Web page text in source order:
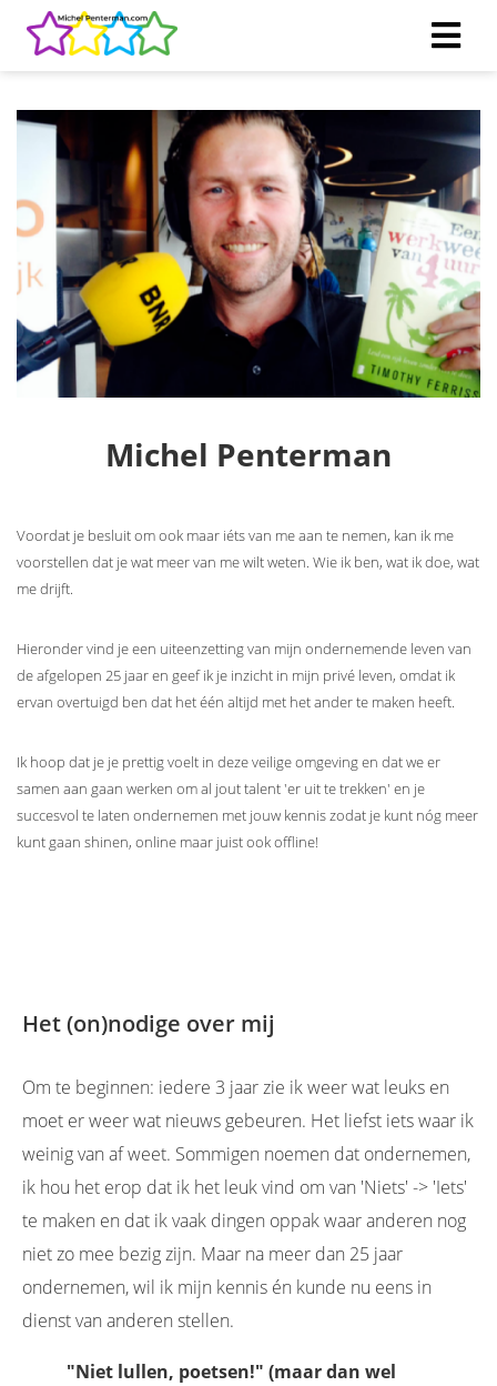
Michel Penterman
Voordat je besluit om ook maar iéts van me aan te nemen, kan ik me
voorstellen dat je wat meer van me wilt weten. Wie ik ben, wat ik doe, wat
me drijft.
Hieronder vind je een uiteenzetting van mijn ondernemende leven van
de afgelopen 25 jaar en geef ik je inzicht in mijn privé leven, omdat ik
ervan overtuigd ben dat het één altijd met het ander te maken heeft.
Ik hoop dat je je prettig voelt in deze veilige omgeving en dat we er
samen aan gaan werken om al jout talent 'er uit te trekken' en je
succesvol te laten ondernemen met jouw kennis zodat je kunt nóg meer
kunt gaan shinen, online maar juist ook offline!
Het (on)nodige over mij
Om te beginnen: iedere 3 jaar zie ik weer wat leuks en
moet er weer wat nieuws gebeuren. Het liefst iets waar ik
weinig van af weet. Sommigen noemen dat ondernemen,
ik hou het erop dat ik het leuk vind om van 'Niets' -> 'Iets'
te maken en dat ik vaak dingen oppak waar anderen nog
niet zo mee bezig zijn. Maar na meer dan 25 jaar
ondernemen, wil ik mijn kennis én kunde nu eens in
dienst van anderen stellen.
"Niet lullen, poetsen!" (maar dan wel